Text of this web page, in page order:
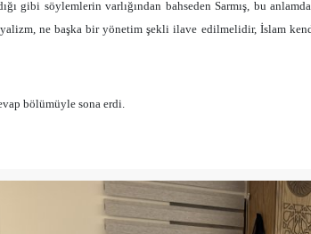
gibi söylemlerin varlığından bahseden Sarmış, bu
ne başka bir yönetim şekli ilave edilmelidir, İslam
bölümüyle sona erdi.